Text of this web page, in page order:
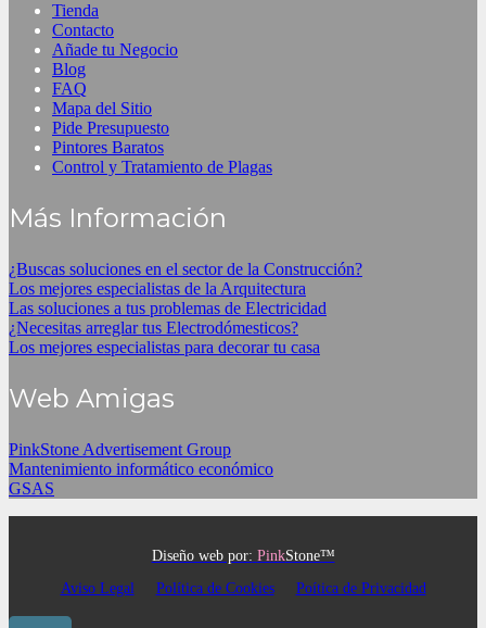
Tienda
Contacto
Añade tu Negocio
Blog
FAQ
Mapa del Sitio
Pide Presupuesto
Pintores Baratos
Control y Tratamiento de Plagas
Más Información
¿Buscas soluciones en el sector de la Construcción?
Los mejores especialistas de la Arquitectura
Las soluciones a tus problemas de Electricidad
¿Necesitas arreglar tus Electrodómesticos?
Los mejores especialistas para decorar tu casa
Web Amigas
PinkStone Advertisement Group
Mantenimiento informático económico
GSAS
Diseño web por: PinkStone™
Aviso Legal
Política de Cookies Poítica de Privacidad